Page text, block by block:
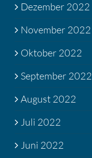
Dezember 2022
November 2022
Oktober 2022
September 2022
August 2022
Juli 2022
Juni 2022